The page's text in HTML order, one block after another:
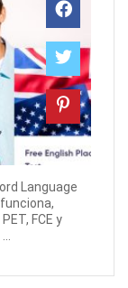
Language
FCE y